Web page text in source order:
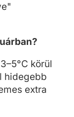
körül
hidegebb
extra